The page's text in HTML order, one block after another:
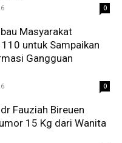
0
Masyarakat
untuk Sampaikan
Gangguan
0
Fauziah Bireuen
15 Kg dari Wanita